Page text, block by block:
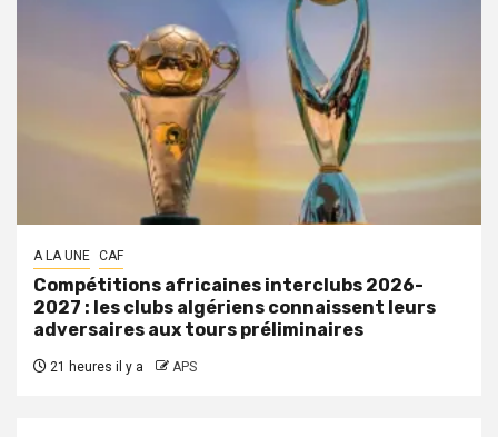
A LA UNE CAF
Compétitions africaines interclubs 2026-
2027 : les clubs algériens connaissent leurs
adversaires aux tours préliminaires
21 heures il y a APS